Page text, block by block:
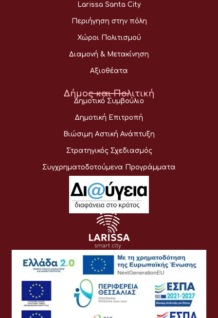
Larissa Santa City
Περιήγηση στην πόλη
Χώροι Πολιτισμού
Διαμονή & Μετακίνηση
Αξιοθέατα
Δήμος και Πολιτική
Δημοτικό Συμβούλιο
Δημοτική Επιτροπή
Βιώσιμη Αστική Ανάπτυξη
Στρατηγικός Σχεδιασμός
Συγχρηματοδοτούμενα Προγράμματα